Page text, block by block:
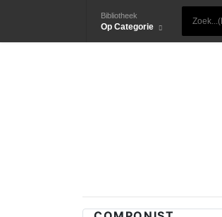
Bibliotheek
Op Categorie